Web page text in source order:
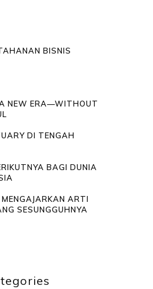
BISNIS
NEW ERA—WITHOUT
DI TENGAH
BAGI DUNIA
ARTI
SESUNGGUHNYA